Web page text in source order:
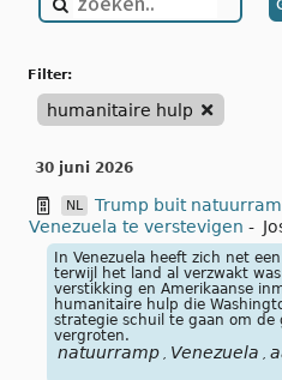
filter:
humanitaire hulp
30 juni 2026
NL
Trump buit
Venezuela te verstevigen -
In Venezuela heeft zich net
terwijl het land al verzwakt
verstikking en Amerikaanse
humanitaire hulp die
strategie schuil te gaan om de
vergroten.
natuurramp Venezuela